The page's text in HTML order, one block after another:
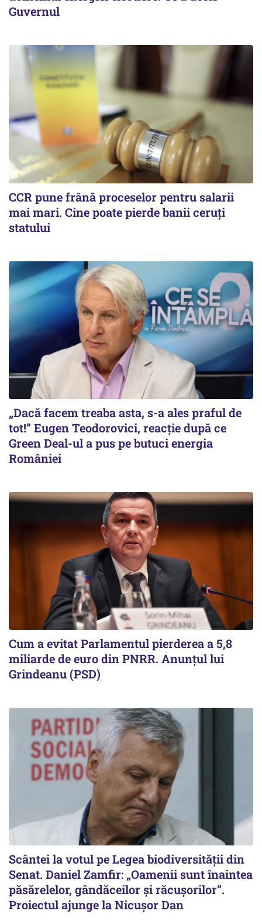
Guvernul
CCR pune frână proceselor pentru salarii
mai mari. Cine poate pierde banii ceruți
statului
„Dacă facem treaba asta, s-a ales praful de
tot!” Eugen Teodorovici, reacție după ce
Green Deal-ul a pus pe butuci energia
României
Cum a evitat Parlamentul pierderea a 5,8
miliarde de euro din PNRR. Anunțul lui
Grindeanu (PSD)
Scântei la votul pe Legea biodiversității din
Senat. Daniel Zamfir: „Oamenii sunt înaintea
păsărelelor, gândăceilor și răcușorilor”.
Proiectul ajunge la Nicușor Dan